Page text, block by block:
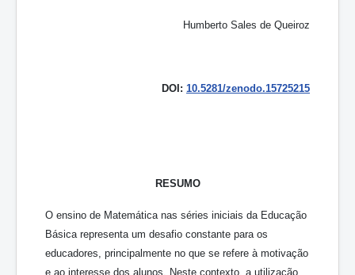
Humberto Sales de Queiroz
DOI: 10.5281/zenodo.15725215
RESUMO
O ensino de Matemática nas séries iniciais da Educação
Básica representa um desafio constante para os
educadores, principalmente no que se refere à motivação
e ao interesse dos alunos. Neste contexto, a utilização